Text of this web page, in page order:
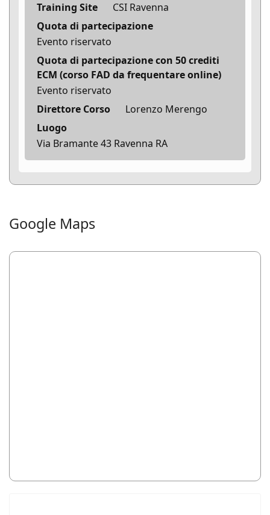
Training Site
CSI Ravenna
Quota di partecipazione
Evento riservato
Quota di partecipazione con 50 crediti
ECM (corso FAD da frequentare online)
Evento riservato
Direttore Corso
Lorenzo Merengo
Luogo
Via Bramante 43 Ravenna RA
Google Maps